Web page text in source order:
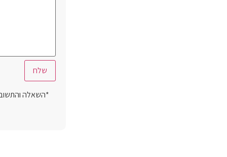
*השאלה